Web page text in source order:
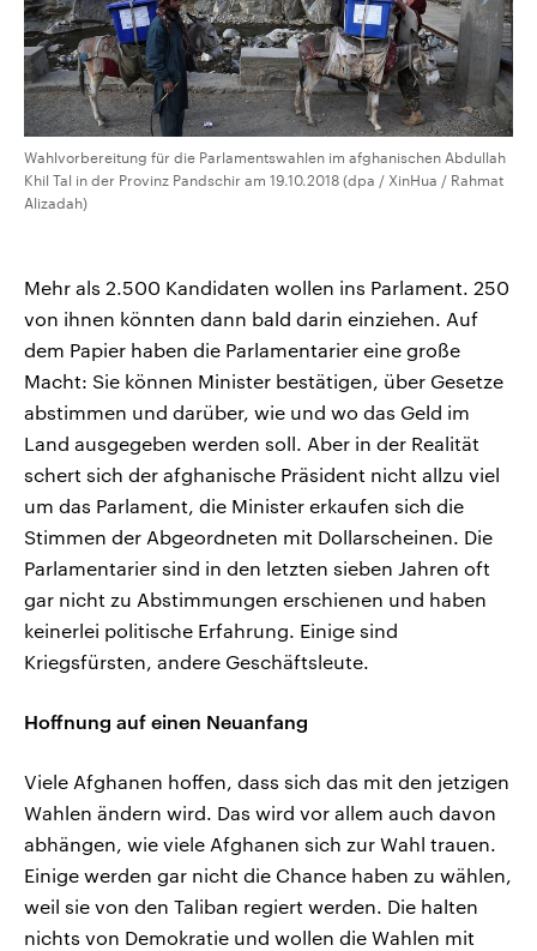
Wahlvorbereitung für die Parlamentswahlen im afghanischen Abdullah
Khil Tal in der Provinz Pandschir am 19.10.2018 (dpa / XinHua / Rahmat
Alizadah)
Mehr als 2.500 Kandidaten wollen ins Parlament. 250
von ihnen könnten dann bald darin einziehen. Auf
dem Papier haben die Parlamentarier eine große
Macht: Sie können Minister bestätigen, über Gesetze
abstimmen und darüber, wie und wo das Geld im
Land ausgegeben werden soll. Aber in der Realität
schert sich der afghanische Präsident nicht allzu viel
um das Parlament, die Minister erkaufen sich die
Stimmen der Abgeordneten mit Dollarscheinen. Die
Parlamentarier sind in den letzten sieben Jahren oft
gar nicht zu Abstimmungen erschienen und haben
keinerlei politische Erfahrung. Einige sind
Kriegsfürsten, andere Geschäftsleute.
Hoffnung auf einen Neuanfang
Viele Afghanen hoffen, dass sich das mit den jetzigen
Wahlen ändern wird. Das wird vor allem auch davon
abhängen, wie viele Afghanen sich zur Wahl trauen.
Einige werden gar nicht die Chance haben zu wählen,
weil sie von den Taliban regiert werden. Die halten
nichts von Demokratie und wollen die Wahlen mit